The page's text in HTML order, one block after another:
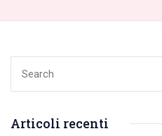
Articoli recenti